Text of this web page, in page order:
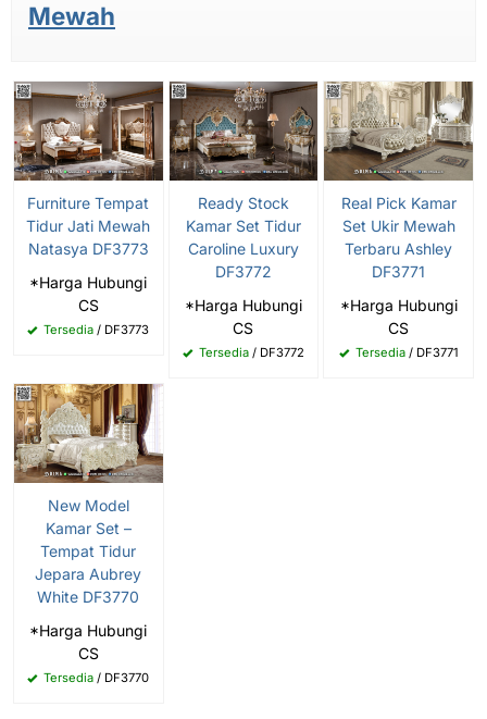
Mewah
Furniture Tempat
Tidur Jati Mewah
Natasya DF3773
*Harga Hubungi
CS
Tersedia / DF3773
Ready Stock
Kamar Set Tidur
Caroline Luxury
DF3772
*Harga Hubungi
CS
Tersedia/ DF3772
Real Pick Kamar
Set Ukir Mewah
Terbaru Ashley
DF3771
*Harga Hubungi
CS
Tersedia/ DF3771
New Model
Kamar Set –
Tempat Tidur
Jepara Aubrey
White DF3770
*Harga Hubungi
CS
Tersedia / DF3770